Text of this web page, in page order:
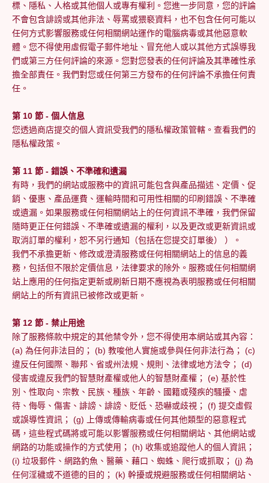
標、隱私、人格或其他個人或專有權利。您進一步同意，您的評論
不會包含誹謗或其他非法、辱罵或猥褻資料，也不包含任何可能以
任何方式影響服務或任何相關網站運作的電腦病毒或其他惡意軟
體。您不得使用虛假電子郵件地址、冒充他人或以其他方式誤導我
們或第三方任何評論的來源。您對您發表的任何評論及其準確性承
擔全部責任。我們對您或任何第三方發布的任何評論不承擔任何責
任。
第 10 節 - 個人信息
您透過商店提交的個人資訊受我們的隱私權政策管轄。查看我們的
隱私權政策。
第 11 節 - 錯誤、不準確和遺漏
有時，我們的網站或服務中的資訊可能包含與產品描述、定價、促
銷、優惠、產品運費、運輸時間和可用性相關的印刷錯誤、不準確
或遺漏。如果服務或任何相關網站上的任何資訊不準確，我們保留
隨時更正任何錯誤、不準確或遺漏的權利，以及更改或更新資訊或
取消訂單的權利，恕不另行通知（包括在您提交訂單後） ）。
我們不承擔更新、修改或澄清服務或任何相關網站上的信息的義
務，包括但不限於定價信息，法律要求的除外。服務或任何相關網
站上應用的任何指定更新或刷新日期不應視為表明服務或任何相關
網站上的所有資訊已被修改或更新。
第 12 節 - 禁止用途
除了服務條款中規定的其他禁令外，您不得使用本網站或其內容：
(a) 為任何非法目的； (b) 教唆他人實施或參與任何非法行為； (c)
違反任何國際、聯邦、省或州法規、規則、法律或地方法令； (d)
侵害或違反我們的智慧財產權或他人的智慧財產權； (e) 基於性
別、性取向、宗教、民族、種族、年齡、國籍或殘疾的騷擾、虐
待、侮辱、傷害、誹謗、誹謗、貶低、恐嚇或歧視； (f) 提交虛假
或誤導性資訊； (g) 上傳或傳輸病毒或任何其他類型的惡意程式
碼，這些程式碼將或可能以影響服務或任何相關網站、其他網站或
網路的功能或操作的方式使用； (h) 收集或追蹤他人的個人資訊；
(i) 垃圾郵件、網路釣魚、醫藥、藉口、蜘蛛、爬行或抓取； (j) 為
任何淫穢或不道德的目的； (k) 幹擾或規避服務或任何相關網站、